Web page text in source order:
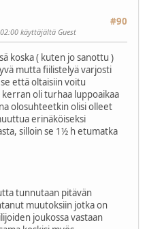
#90
käyttäjältä Guest
koska ( kuten jo sanottu )
mutta fiilistelyä varjosti
että oltaisiin voitu
oli turhaa luppoaikaa
olosuhteetkin olisi olleet
erinäköiseksi
silloin se 1½ h etumatka
tunnutaan pitävän
muutoksiin jotka on
joukossa vastaan